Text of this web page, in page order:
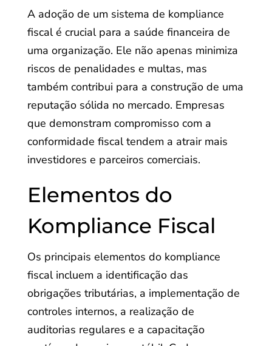
A adoção de um sistema de kompliance
fiscal é crucial para a saúde financeira de
uma organização. Ele não apenas minimiza
riscos de penalidades e multas, mas
também contribui para a construção de uma
reputação sólida no mercado. Empresas
que demonstram compromisso com a
conformidade fiscal tendem a atrair mais
investidores e parceiros comerciais.
Elementos do
Kompliance Fiscal
Os principais elementos do kompliance
fiscal incluem a identificação das
obrigações tributárias, a implementação de
controles internos, a realização de
auditorias regulares e a capacitação